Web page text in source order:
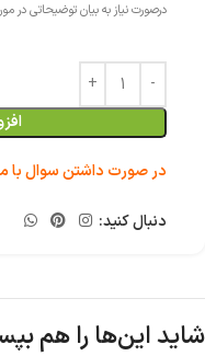
درصورت نیاز به بیان توضیحاتی در
در صورت داشتن سوال با
دنبال کنید:
شاید این‌ها را هم